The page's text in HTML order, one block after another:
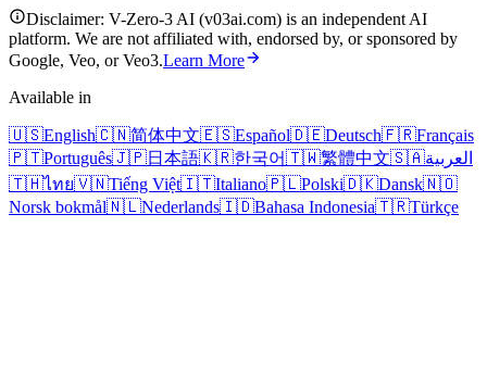
Disclaimer: V-Zero-3 AI (v03ai.com) is an independent AI
platform. We are not affiliated with, endorsed by, or sponsored by
Google, Veo, or Veo3.Learn More
Available in
🇺🇸English🇨🇳简体中文🇪🇸Español🇩🇪Deutsch🇫🇷Français
🇵🇹Português🇯🇵日本語🇰🇷한국어🇹🇼繁體中文🇸🇦العربية
🇹🇭ไทย🇻🇳Tiếng Việt🇮🇹Italiano🇵🇱Polski🇩🇰Dansk🇳🇴
Norsk bokmål🇳🇱Nederlands🇮🇩Bahasa Indonesia🇹🇷Türkçe